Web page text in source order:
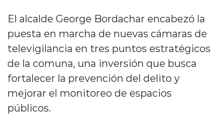
El alcalde George Bordachar encabezó la
puesta en marcha de nuevas cámaras de
televigilancia en tres puntos estratégicos
de la comuna, una inversión que busca
fortalecer la prevención del delito y
mejorar el monitoreo de espacios
públicos.